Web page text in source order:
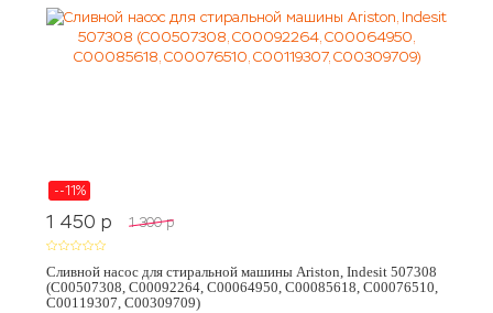
--11%
1 450 p 1 300 p
Сливной насос для стиральной машины Ariston, Indesit 507308
(C00507308, C00092264, C00064950, C00085618, C00076510,
C00119307, C00309709)